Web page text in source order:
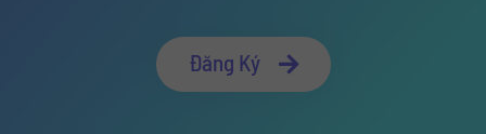
Đăng Ký